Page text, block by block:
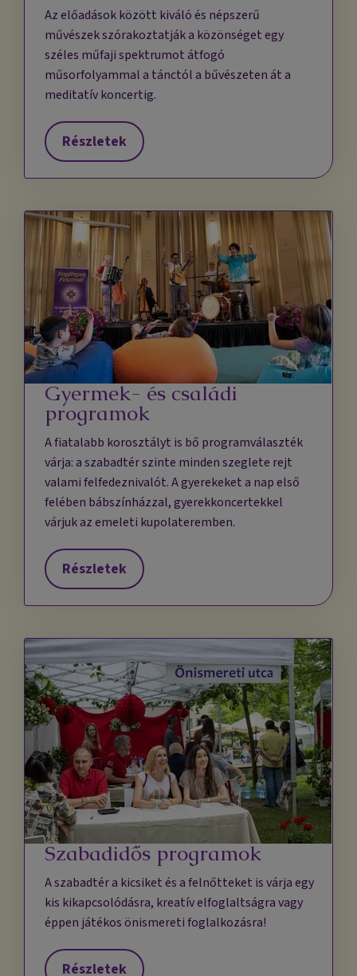
Az előadások között kiváló és népszerű
művészek szórakoztatják a közönséget egy
széles műfaji spektrumot átfogó
műsorfolyammal a tánctól a bűvészeten át a
meditatív koncertig.
Részletek
Gyermek- és családi
programok
A fiatalabb korosztályt is bő programválaszték
várja: a szabadtér szinte minden szeglete rejt
valami felfedeznivalót. A gyerekeket a nap első
felében bábszínházzal, gyerekkoncertekkel
várjuk az emeleti kupolateremben.
Részletek
Szabadidős programok
A szabadtér a kicsiket és a felnőtteket is várja egy
kis kikapcsolódásra, kreatív elfoglaltságra vagy
éppen játékos önismereti foglalkozásra!
Részletek